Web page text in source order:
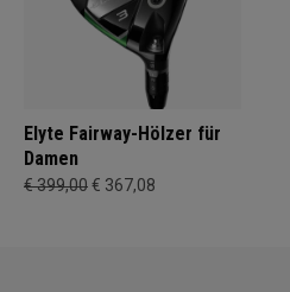
Elyte Fairway-Hölzer für
Damen
€ 399,00€ 367,08